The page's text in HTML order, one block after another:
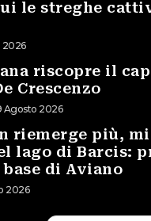
le streghe
2026
riscopre il
Crescenzo
Agosto 2026
riemerge più,
lago di Barcis:
di Aviano
2026